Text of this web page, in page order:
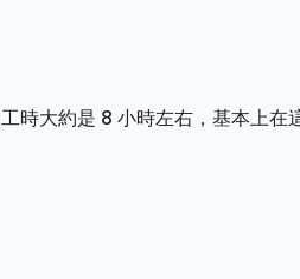
時大約是 8 小時左右，基本上在